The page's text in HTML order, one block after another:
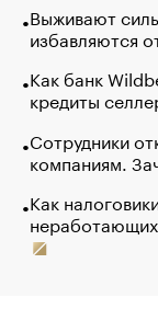
Выживают
избавляются
Как банк
кредиты
Сотрудники
компаниям.
Как
неработающих